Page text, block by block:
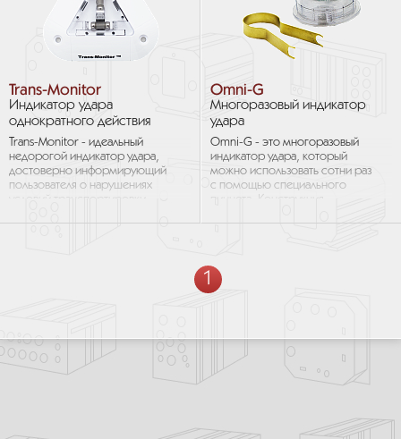
Trans-Monitor
Индикатор удара
однократного действия
Trans-Monitor - идеальный
недорогой индикатор удара,
достоверно информирующий
пользователя о нарушениях
Omni-G
Многоразовый индикатор
удара
Omni-G - это многоразовый
индикатор удара, который
можно использовать сотни раз
с помощью специального
пинцета. Конструкция
1